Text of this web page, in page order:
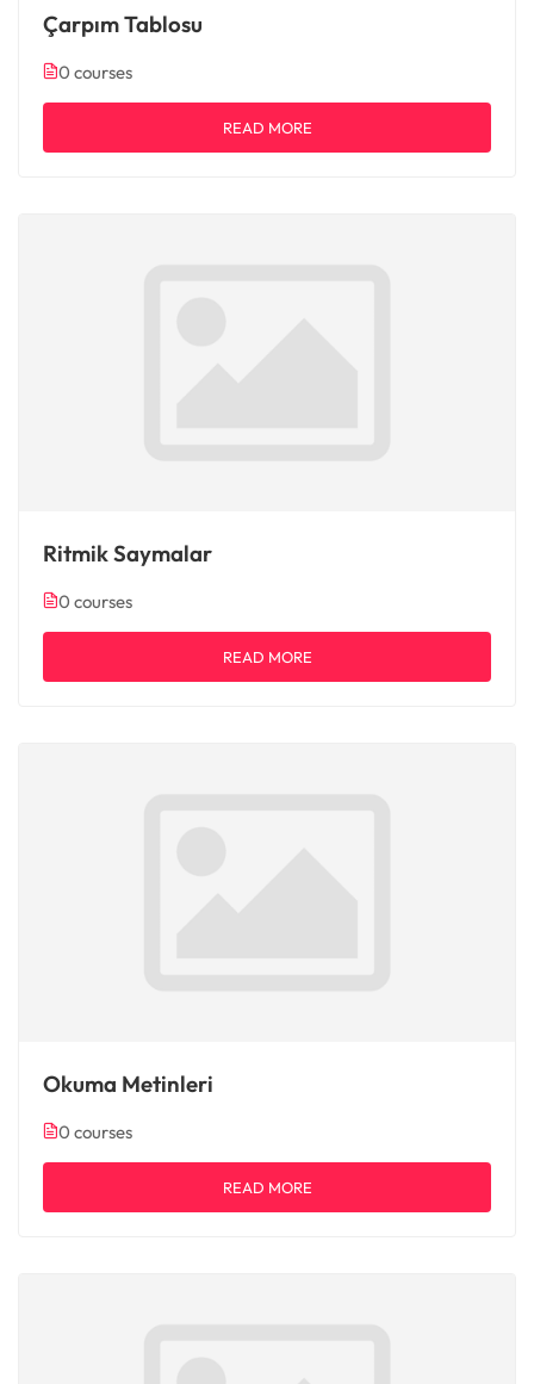
Çarpım Tablosu
0 courses
READ MORE
Ritmik Saymalar
0 courses
READ MORE
Okuma Metinleri
0 courses
READ MORE